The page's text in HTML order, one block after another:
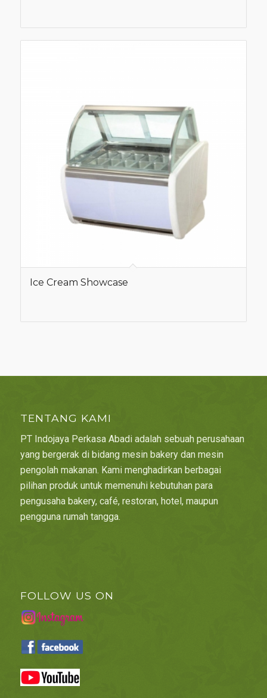
Ice Cream Showcase
TENTANG KAMI
PT Indojaya Perkasa Abadi adalah sebuah perusahaan
yang bergerak di bidang mesin bakery dan mesin
pengolah makanan. Kami menghadirkan berbagai
pilihan produk untuk memenuhi kebutuhan para
pengusaha bakery, café, restoran, hotel, maupun
pengguna rumah tangga.
FOLLOW US ON